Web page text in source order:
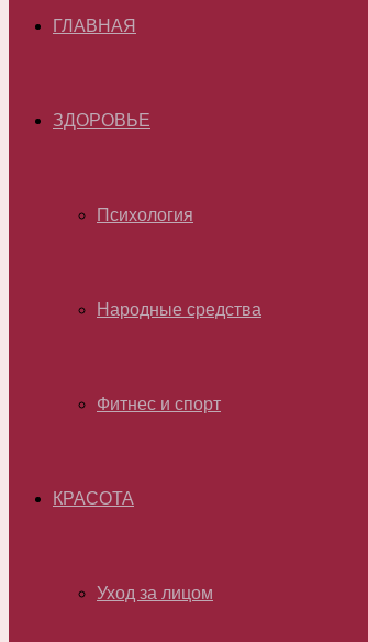
ГЛАВНАЯ
ЗДОРОВЬЕ
Психология
Народные средства
Фитнес и спорт
КРАСОТА
Уход за лицом